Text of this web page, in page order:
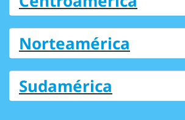
Norteamérica
Sudamérica